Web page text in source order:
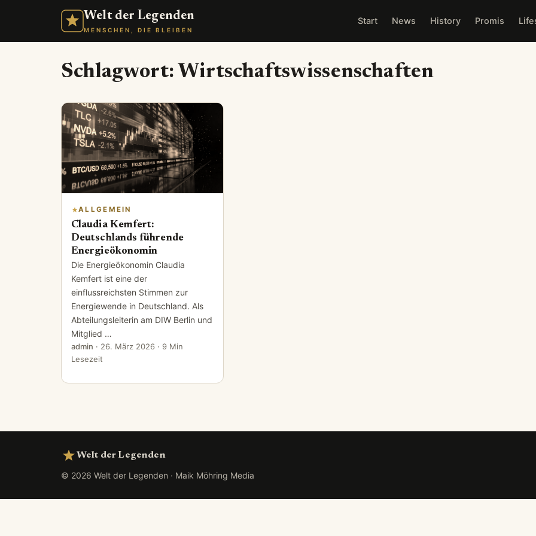
Welt der Legenden
MENSCHEN, DIE BLEIBEN
Start News History Promis
Schlagwort: Wirtschaftswissenschaften
ALLGEMEIN
Claudia Kemfert:
Deutschlands führende
Energieökonomin
Die Energieökonomin Claudia
Kemfert ist eine der
einflussreichsten Stimmen zur
Energiewende in Deutschland. Als
Abteilungsleiterin am DIW Berlin und
Mitglied …
admin · 26. März 2026 · 9 Min
Lesezeit
Welt der Legenden
© 2026 Welt der Legenden · Maik Möhring Media